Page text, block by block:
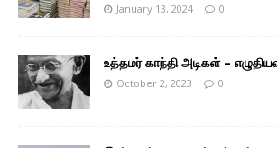
January 13, 2024 0
உத்தமர் காந்தி அடிகள் –
October 2, 2023 0